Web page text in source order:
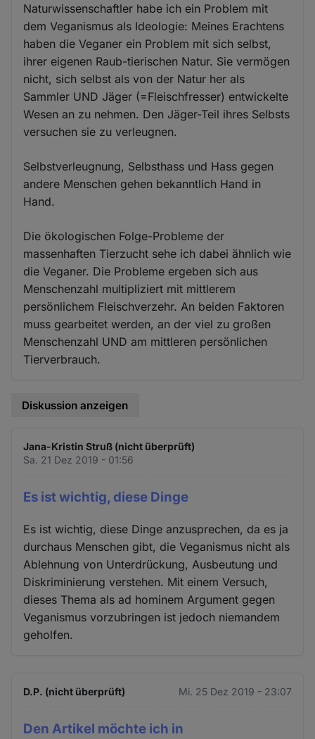
Naturwissenschaftler habe ich ein Problem mit
dem Veganismus als Ideologie: Meines Erachtens
haben die Veganer ein Problem mit sich selbst,
ihrer eigenen Raub-tierischen Natur. Sie vermögen
nicht, sich selbst als von der Natur her als
Sammler UND Jäger (=Fleischfresser) entwickelte
Wesen an zu nehmen. Den Jäger-Teil ihres Selbsts
versuchen sie zu verleugnen.
Selbstverleugnung, Selbsthass und Hass gegen
andere Menschen gehen bekanntlich Hand in
Hand.
Die ökologischen Folge-Probleme der
massenhaften Tierzucht sehe ich dabei ähnlich wie
die Veganer. Die Probleme ergeben sich aus
Menschenzahl multipliziert mit mittlerem
persönlichem Fleischverzehr. An beiden Faktoren
muss gearbeitet werden, an der viel zu großen
Menschenzahl UND am mittleren persönlichen
Tierverbrauch.
Diskussion anzeigen
Jana-Kristin Struß (nicht überprüft)
Sa. 21 Dez 2019 - 01:56
Es ist wichtig, diese Dinge
Es ist wichtig, diese Dinge anzusprechen, da es ja
durchaus Menschen gibt, die Veganismus nicht als
Ablehnung von Unterdrückung, Ausbeutung und
Diskriminierung verstehen. Mit einem Versuch,
dieses Thema als ad hominem Argument gegen
Veganismus vorzubringen ist jedoch niemandem
geholfen.
D.P. (nicht überprüft) Mi. 25 Dez 2019 - 23:07
Den Artikel möchte ich in